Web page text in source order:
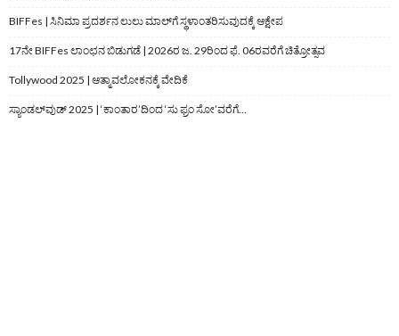
BIFFes | ಸಿನಿಮಾ ಪ್ರದರ್ಶನ ಲುಲು ಮಾಲ್‌ಗೆ ಸ್ಥಳಾಂತರಿಸುವುದಕ್ಕೆ ಆಕ್ಷೇಪ
17ನೇ BIFFes ಲಾಂಛನ ಬಿಡುಗಡೆ | 2026ರ ಜ. 29ರಿಂದ ಫೆ. 06ರವರೆಗೆ ಚಿತ್ರೋತ್ಸವ
Tollywood 2025 | ಆತ್ಮಾವಲೋಕನಕ್ಕೆ ವೇದಿಕೆ
ಸ್ಯಾಂಡಲ್‌ವುಡ್‌ 2025 | ‘ಕಾಂತಾರ’ದಿಂದ ‘ಸು ಫ್ರಂ ಸೋ’ವರೆಗೆ…